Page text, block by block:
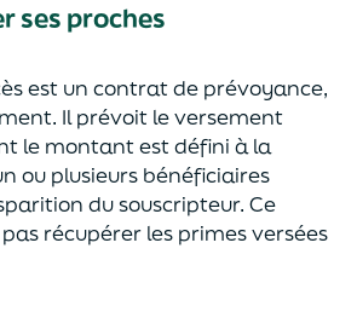
ses proches
est un contrat de prévoyance,
Il prévoit le versement
le montant est défini à la
ou plusieurs bénéficiaires
du souscripteur. Ce
récupérer les primes versées